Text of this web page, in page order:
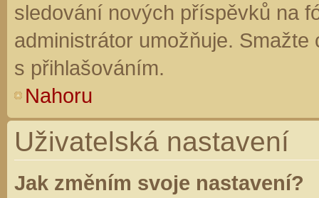
sledování nových příspěvků na
administrátor umožňuje.
s přihlašováním.
Nahoru
Uživatelská nastavení
Jak změním svoje nastavení?